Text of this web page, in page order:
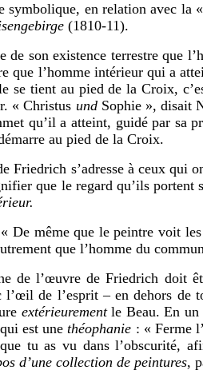
en relation avec la «
(1810-11).
existence terrestre que
que l’homme intérieur qui a
se tient au pied de la Croix,
« Christus undSophie », disait
qu’il a atteint, guidé par sa
au pied de la Croix.
Friedrich s’adresse à ceux qui
que le regard qu’ils portent
que le peintre voit les
que l’homme du
de Friedrich doit être,
l’œil de l’esprit – en dehors de
extérieurementle Beau. En un
est unethéophanie : « Ferme
tu as vu dans l’obscurité,
d’une collection de peintures,